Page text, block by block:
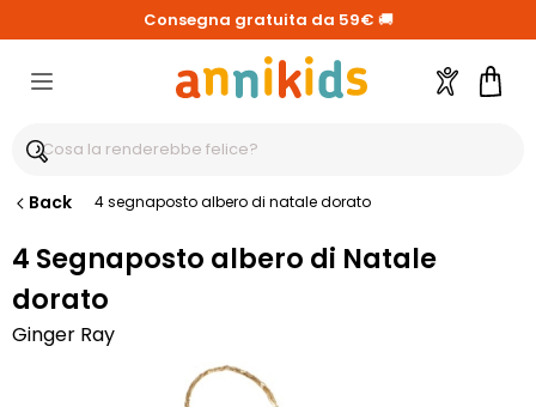
Consegna gratuita da 59€ 🚚
Account
Back 4 segnaposto albero di natale dorato
4 Segnaposto albero di Natale
dorato
Ginger Ray